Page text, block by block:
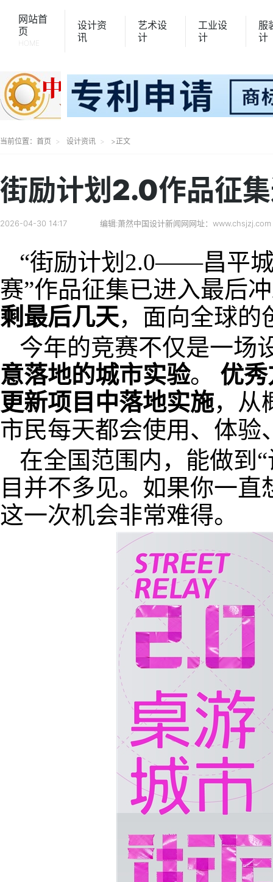
网站首
页
HOME
设计资
讯
艺术设
计
工业设
计
服
计
当前位置： 首页 设计资讯 >正文
街励计划2.0作品征
2026-04-30 14:17 编辑:萧然中国设计新闻网网址：www.chsjzj.com
“街励计划2.0——昌平
赛”作品征集已进入最后
剩最后几天，面向全球的
今年的竞赛不仅是一场
意落地的城市实验。 优
更新项目中落地实施，从
市民每天都会使用、体验
在全国范围内，能做到
目并不多见。如果你一
这一次机会非常难得。